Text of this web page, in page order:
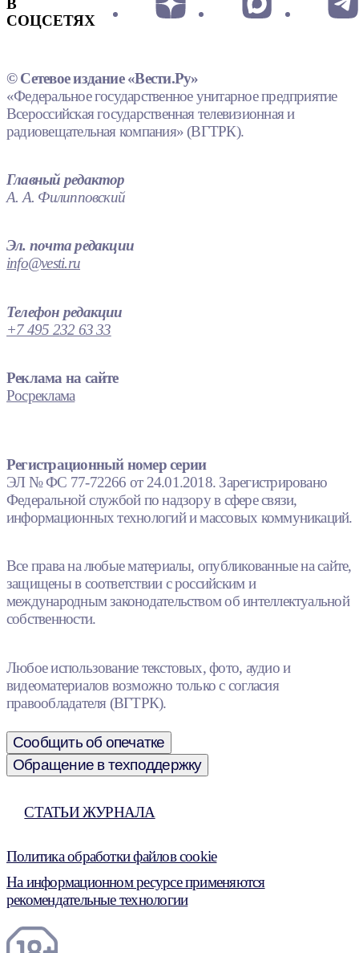
СОЦСЕТЯХ
© Сетевое издание «Вести.Ру»
«Федеральное государственное унитарное предприятие
Всероссийская государственная телевизионная и
радиовещательная компания» (ВГТРК).
Главный редактор
А. А. Филипповский
Эл. почта редакции
info@vesti.ru
Телефон редакции
+7 495 232 63 33
Реклама на сайте
Росреклама
Регистрационный номер серии
ЭЛ № ФС 77-72266 от 24.01.2018. Зарегистрировано
Федеральной службой по надзору в сфере связи,
информационных технологий и массовых коммуникаций.
Все права на любые материалы, опубликованные на сайте,
защищены в соответствии с российским и
международным законодательством об интеллектуальной
собственности.
Любое использование текстовых, фото, аудио и
видеоматериалов возможно только с согласия
правообладателя (ВГТРК).
Сообщить об опечатке
Обращение в техподдержку
СТАТЬИ ЖУРНАЛА
Политика обработки файлов cookie
На информационном ресурсе применяются
рекомендательные технологии